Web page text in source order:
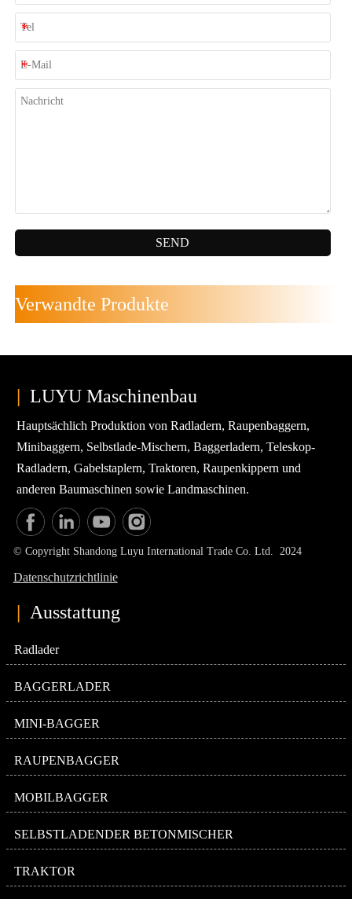
SEND
Verwandte Produkte
| LUYU Maschinenbau
Hauptsächlich Produktion von Radladern, Raupenbaggern,
Minibaggern, Selbstlade-Mischern, Baggerladern, Teleskop-
Radladern, Gabelstaplern, Traktoren, Raupenkippern und
anderen Baumaschinen sowie Landmaschinen.
© Copyright Shandong Luyu International Trade Co. Ltd. 2024
Datenschutzrichtlinie
| Ausstattung
Radlader
BAGGERLADER
MINI-BAGGER
RAUPENBAGGER
MOBILBAGGER
SELBSTLADENDER BETONMISCHER
TRAKTOR